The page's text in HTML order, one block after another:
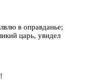
в оправданье;
царь, увидел